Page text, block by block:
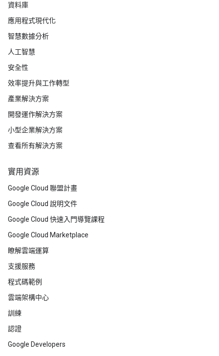
資料庫
應用程式現代化
智慧數據分析
人工智慧
安全性
效率提升與工作轉型
產業解決方案
開發運作解決方案
小型企業解決方案
查看所有解決方案
實用資源
Google Cloud 聯盟計畫
Google Cloud 說明文件
Google Cloud 快速入門導覽課程
Google Cloud Marketplace
瞭解雲端運算
支援服務
程式碼範例
雲端架構中心
訓練
認證
Google Developers